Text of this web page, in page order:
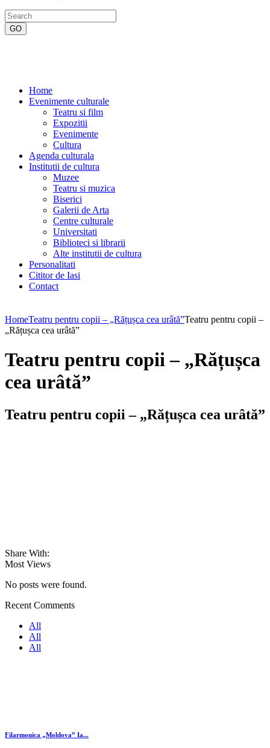
Home
Evenimente culturale
Teatru si film
Expozitii
Evenimente
Cultura
Agenda culturala
Institutii de cultura
Muzee
Teatru si muzica
Biserici
Galerii de Arta
Centre culturale
Universitati
Biblioteci si librarii
Alte institutii de cultura
Personalitati
Cititor de Iasi
Contact
HomeTeatru pentru copii – „Rățușca cea urâtă”Teatru pentru copii –
„Rățușca cea urâtă”
Teatru pentru copii – „Rățușca
cea urâtă”
Teatru pentru copii – „Rățușca cea urâtă”
Share With:
Most Views
No posts were found.
Recent Comments
All
All
All
Filarmonica „Moldova” Ia...